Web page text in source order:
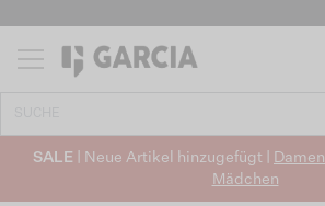
SALE | Neue Artikel hinzugefügt | Damen
Mädchen